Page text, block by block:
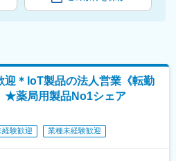
迎＊IoT製品の法人営業《転勤
★薬局用製品No1シェア
経験歓迎 業種未経験歓迎